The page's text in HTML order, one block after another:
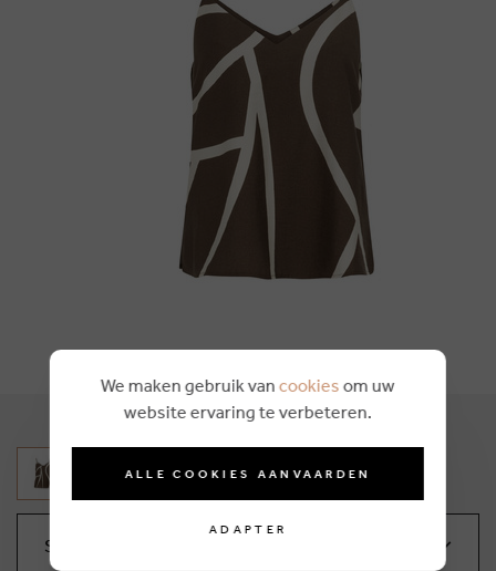
Sélectionnez votre taille
We maken gebruik van cookies om uw
website ervaring te verbeteren.
ALLE COOKIES AANVAARDEN
ADAPTER